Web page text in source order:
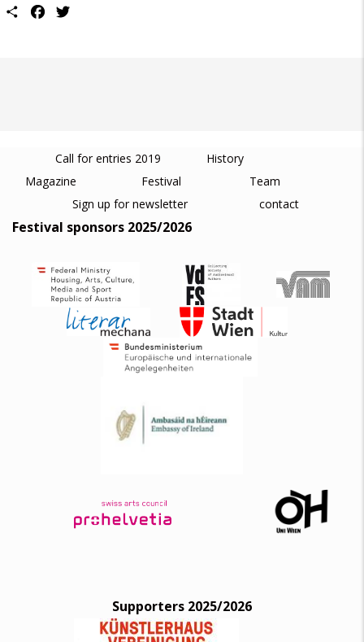
ShareFacebook
Call for entries 2019
History
Magazine
Festival
Team
Sign up for newsletter
contact
Festival sponsors 2025/2026
Supporters 2025/2026